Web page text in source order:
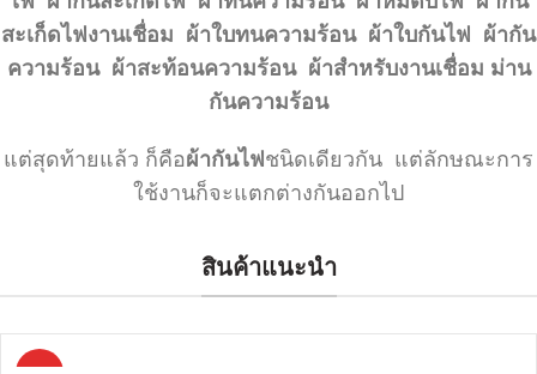
สะเก็ดไฟงานเชื่อม ผ้าใบทนความร้อน ผ้าใบกันไฟ ผ้ากัน
ความร้อน ผ้าสะท้อนความร้อน ผ้าสำหรับงานเชื่อม ม่าน
กันความร้อน
แต่สุดท้ายแล้ว ก็คือผ้ากันไฟชนิดเดียวกัน แต่ลักษณะการ
ใช้งานก็จะแตกต่างกันออกไป
สินค้าแนะนำ